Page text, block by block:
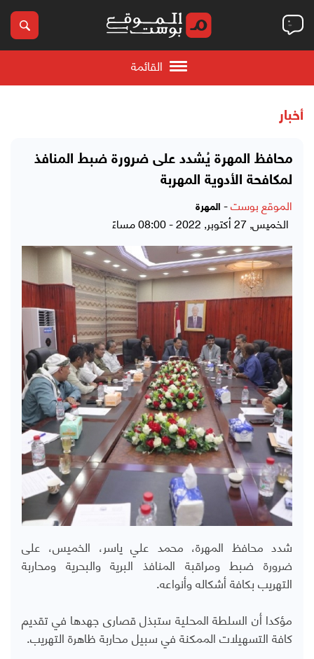
القائمة
أخبار
محافظ المهرة يُشدد على ضرورة ضبط المنافذ
لمكافحة الأدوية المهربة
الموقع بوست- المهرة
الخميس, 27 أكتوبر, 2022 - 08:00 مساءً
شدد محافظ المهرة، محمد علي ياسر، الخميس، على
ضرورة ضبط ومراقبة المنافذ البرية والبحرية ومحاربة
التهريب بكافة أشكاله وأنواعه.
مؤكدا أن السلطة المحلية ستبذل قصارى جهدها في تقديم
كافة التسهيلات الممكنة في سبيل محاربة ظاهرة التهريب.